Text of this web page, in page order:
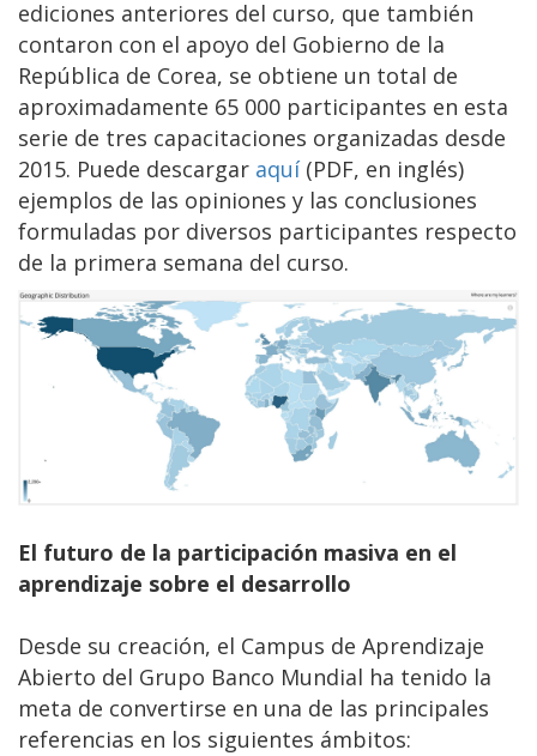
ediciones anteriores del curso, que también
contaron con el apoyo del Gobierno de la
República de Corea, se obtiene un total de
aproximadamente 65 000 participantes en esta
serie de tres capacitaciones organizadas desde
2015. Puede descargar aquí(PDF, en inglés)
ejemplos de las opiniones y las conclusiones
formuladas por diversos participantes respecto
de la primera semana del curso.
El futuro de la participación masiva en el
aprendizaje sobre el desarrollo
Desde su creación, el Campus de Aprendizaje
Abierto del Grupo Banco Mundial ha tenido la
meta de convertirse en una de las principales
referencias en los siguientes ámbitos: